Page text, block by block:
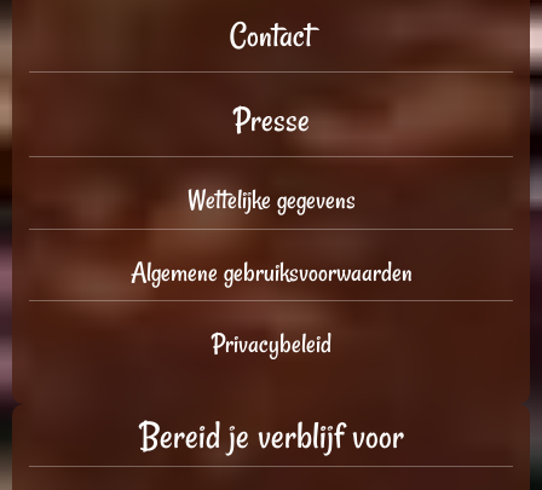
Contact
Presse
Wettelijke gegevens
Algemene gebruiksvoorwaarden
Privacybeleid
Bereid je verblijf voor